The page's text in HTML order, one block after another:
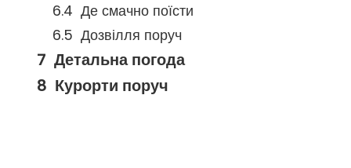
Де смачно поїсти
Дозвілля поруч
Детальна погода
Курорти поруч